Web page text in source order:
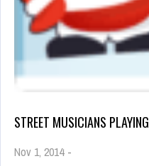
STREET MUSICIANS PLAYING
Nov 1, 2014 -